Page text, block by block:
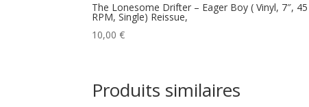
The Lonesome Drifter – Eager Boy ( Vinyl, 7″, 45
RPM, Single) Reissue,
10,00€
Produits similaires